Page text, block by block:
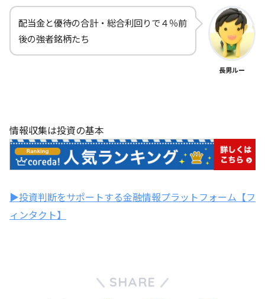
配当金と優待の合計・総合利回りで４％前
後の強者銘柄たち
長男ルー
情報収集は投資の基本
▶投資判断をサポートする金融情報プラットフォーム【フ
ィンタクト】
SHARE